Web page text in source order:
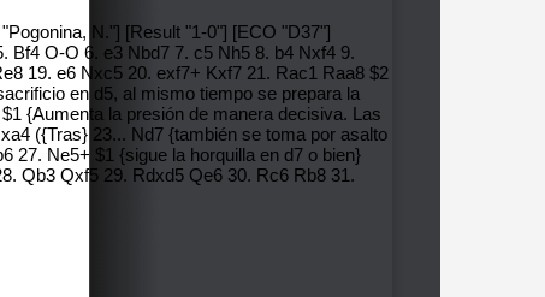
N."] [Result "1-0"] [ECO "D37"]
Bf4 O-O 6. e3 Nbd7 7. c5 Nh5 8. b4 Nxf4 9.
19. e6 Nxc5 20. exf7+ Kxf7 21. Rac1 Raa8 $2
en d5, al mismo tiempo se prepara la
{Aumenta la presión de manera decisiva. Las
({Tras} 23... Nd7 {también se toma por asalto
27. Ne5+ $1 {sigue la horquilla en d7 o bien}
Qb3 Qxf5 29. Rdxd5 Qe6 30. Rc6 Rb8 31.